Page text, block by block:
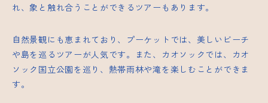
れ、象と触れ合うことができるツアーもあります。
自然景観にも恵まれており、プーケットでは、美しいビーチ
や島を巡るツアーが人気です。また、カオソックでは、カオ
ソック国立公園を巡り、熱帯雨林や滝を楽しむことができま
す。